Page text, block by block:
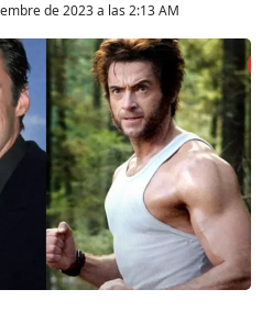
de 2023 a las 2:13 AM